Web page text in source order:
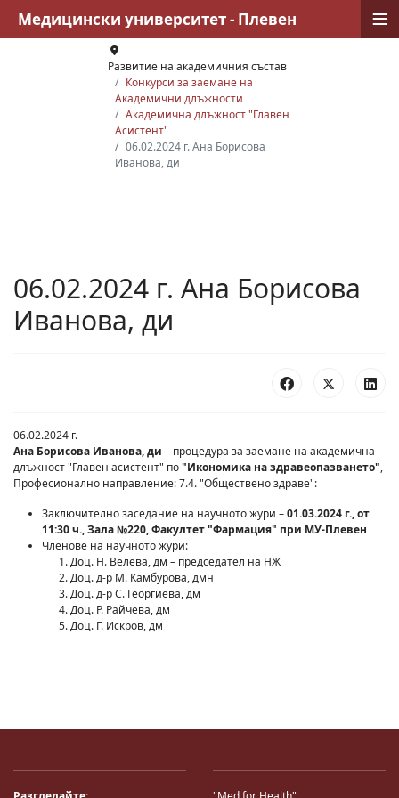
Развитие на академичния състав
Конкурси за заемане на
Академични длъжности
Академична длъжност "Главен
Асистент"
06.02.2024 г. Ана Борисова
Иванова, ди
06.02.2024 г. Ана Борисова
Иванова, ди
06.02.2024 г.
Ана Борисова Иванова, ди – процедура за заемане на академична
длъжност "Главен асистент" по"Икономика на здравеопазването",
Професионално направление: 7.4. "Обществено здраве":
Заключително заседание на научното жури –01.03.2024 г., от
11:30 ч., Зала №220, Факултет "Фармация" при МУ-Плевен
Членове на научното жури:
Доц. Н. Велева, дм – председател на НЖ
Доц. д-р М. Камбурова, дмн
Доц. д-р С. Георгиева, дм
Доц. Р. Райчева, дм
Доц. Г. Искров, дм
Медицински университет - Плевен ≡